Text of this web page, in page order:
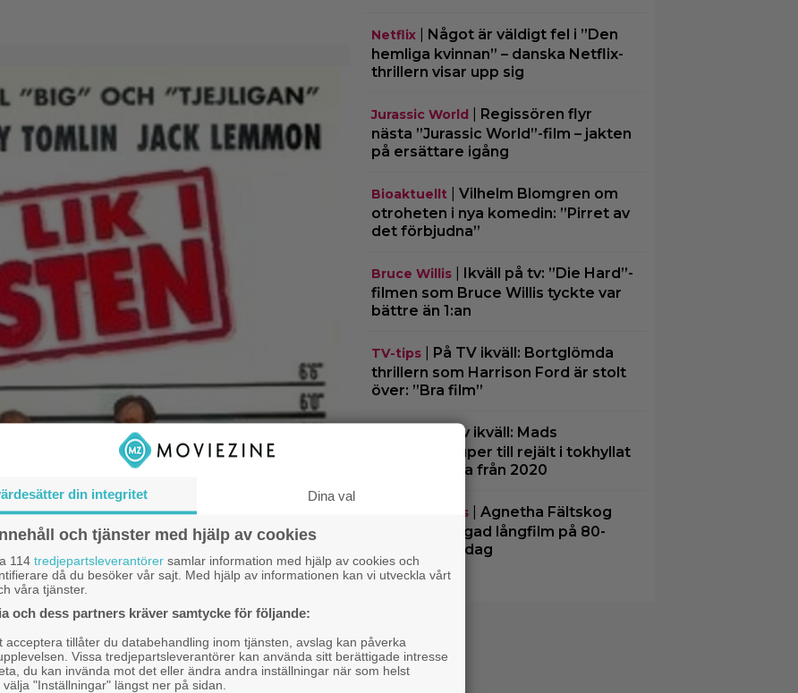
Netflix| Något är väldigt fel i ”Den
hemliga kvinnan” – danska Netflix-
thrillern visar upp sig
Jurassic World
Regissören flyr
nästa ”Jurassic World”-film – jakten
på ersättare igång
Bioaktuellt| Vilhelm Blomgren om
otroheten i nya komedin: ”Pirret av
det förbjudna”
Bruce Willis| Ikväll på tv: ”Die Hard”-
filmen som Bruce Willis tyckte var
bättre än 1:an
TV-tips| På TV ikväll: Bortglömda
thrillern som Harrison Ford är stolt
över: ”Bra film”
På tv ikväll: Mads
Mikkelsen super till rejält i tokhyllat
danskt drama från 2020
Streamingtips| Agnetha Fältskog
gjorde en sågad långfilm på 80-
talet – på tv idag
din integritet Dina val
och tjänster med hjälp av cookies
114 tredjepartsleverantörer samlar information med hjälp av cookies och
då du besöker vår sajt. Med hjälp av informationen kan vi utveckla vårt
våra tjänster.
och dess partners kräver samtycke för följande:
acceptera tillåter du databehandling inom tjänsten, avslag kan påverka
Vissa tredjepartsleverantörer kan använda sitt berättigade intresse
du kan invända mot det eller ändra andra inställningar när som helst
"Inställningar" längst ner på sidan.